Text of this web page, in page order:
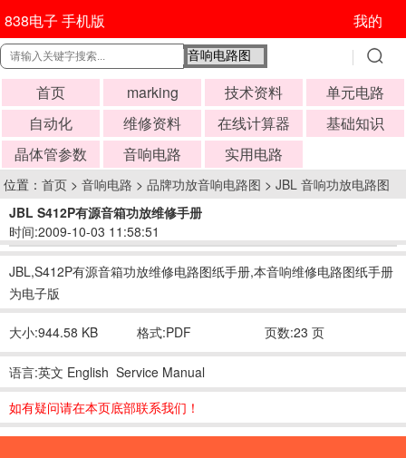
838电子 手机版 我的
首页 marking 技术资料
单元电路
自动化
维修资料 在线计算器
基础知识
晶体管参数
音响电路 实用电路
位置： 首页 > 音响电路 > 品牌功放音响电路图 > JBL 音响功放电路图
JBL S412P有源音箱功放维修手册
时间:2009-10-03 11:58:51
JBL,S412P有源音箱功放维修电路图纸手册,本音响维修电路图纸手册
为电子版
大小:944.58 KB 格式:PDF 页数:23 页
语言:英文 English Service Manual
如有疑问请在本页底部联系我们！